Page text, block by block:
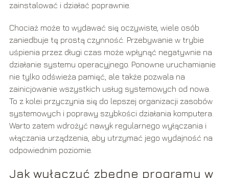
zainstalować i działać poprawnie.
Chociaż może to wydawać się oczywiste, wiele osób
zaniedbuje tę prostą czynność. Przebywanie w trybie
uśpienia przez długi czas może wpłynąć negatywnie na
działanie systemu operacyjnego. Ponowne uruchamianie
nie tylko odświeża pamięć, ale także pozwala na
zainicjowanie wszystkich usług systemowych od nowa.
To z kolei przyczynia się do lepszej organizacji zasobów
systemowych i poprawy szybkości działania komputera.
Warto zatem wdrożyć nawyk regularnego wyłączania i
włączania urządzenia, aby utrzymać jego wydajność na
odpowiednim poziomie.
Jak wyłączyć zbędne programy w